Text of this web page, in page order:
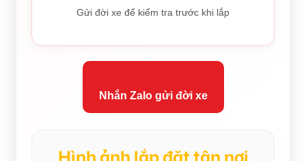
Gửi đời xe để kiểm tra trước khi lắp
Nhắn Zalo gửi đời xe